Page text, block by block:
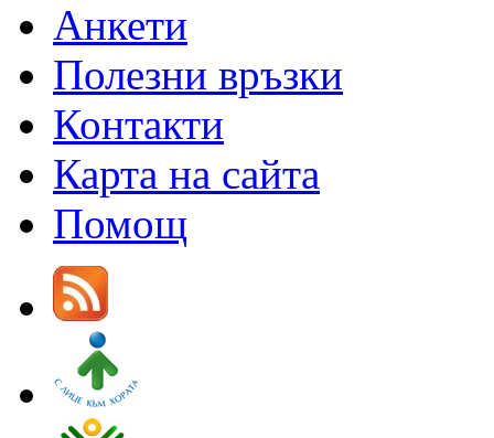
Анкети
Полезни връзки
Контакти
Карта на сайта
Помощ